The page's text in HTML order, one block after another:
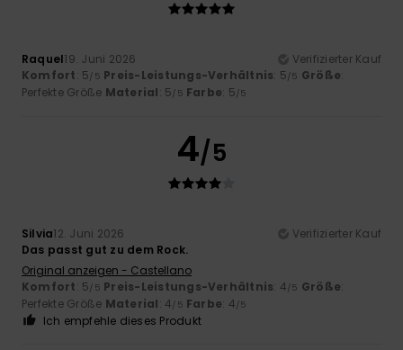
Raquel19. Juni 2026
Verifizierter Kauf
Komfort: 5/5 Preis-Leistungs-Verhältnis: 5/5 Größe:
Perfekte Größe Material: 5/5 Farbe: 5/5
4/5
Silvia12. Juni 2026
Verifizierter Kauf
Das passt gut zu dem Rock.
Original anzeigen - Castellano
Komfort: 5/5 Preis-Leistungs-Verhältnis: 4/5 Größe:
Perfekte Größe Material: 4/5 Farbe: 4/5
Ich empfehle dieses Produkt